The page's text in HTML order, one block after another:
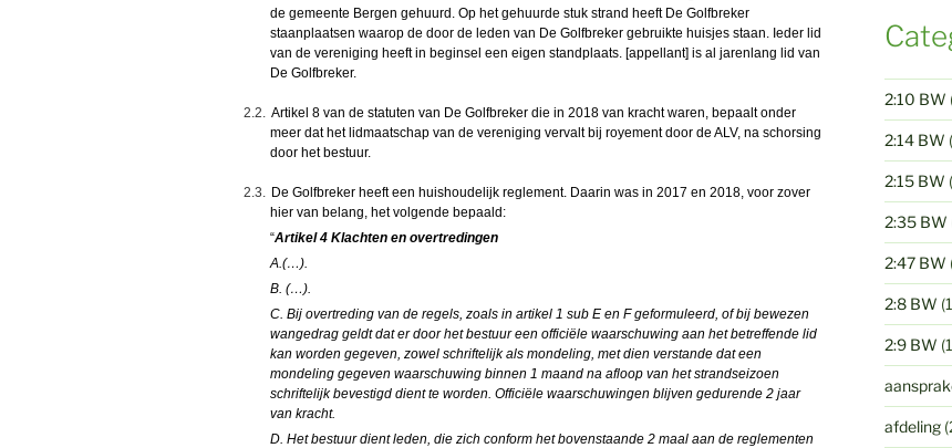
de gemeente Bergen gehuurd. Op het gehuurde stuk strand heeft De Golfbreker
staanplaatsen waarop de door de leden van De Golfbreker gebruikte huisjes staan. Ieder lid
van de vereniging heeft in beginsel een eigen standplaats. [appellant] is al jarenlang lid van
De Golfbreker.
2.2.
Artikel 8 van de statuten van De Golfbreker die in 2018 van kracht waren, bepaalt onder
meer dat het lidmaatschap van de vereniging vervalt bij royement door de ALV, na schorsing
door het bestuur.
2.3.
De Golfbreker heeft een huishoudelijk reglement. Daarin was in 2017 en 2018, voor zover
hier van belang, het volgende bepaald:
“Artikel 4 Klachten en overtredingen
A.(…).
B. (…).
C. Bij overtreding van de regels, zoals in artikel 1 sub E en F geformuleerd, of bij bewezen
wangedrag geldt dat er door het bestuur een officiële waarschuwing aan het betreffende lid
kan worden gegeven, zowel schriftelijk als mondeling, met dien verstande dat een
mondeling gegeven waarschuwing binnen 1 maand na afloop van het strandseizoen
schriftelijk bevestigd dient te worden. Officiële waarschuwingen blijven gedurende 2 jaar
van kracht.
D. Het bestuur dient leden, die zich conform het bovenstaande 2 maal aan de reglementen
2:10 BW
2:14 BW
2:15 BW
2:35 BW
2:47 BW
2:8 BW
2:9 BW
afdeling